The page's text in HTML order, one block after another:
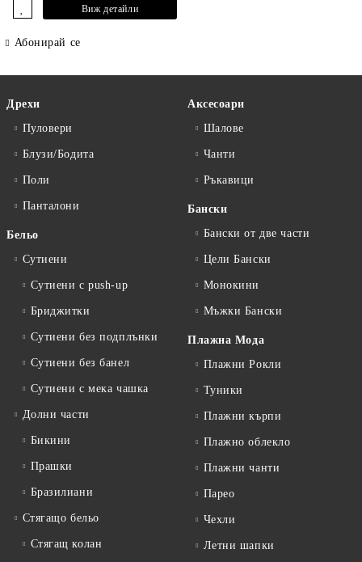
Виж детайли
Абонирай се
Дрехи
Пуловери
Блузи/Бодита
Поли
Панталони
Бельо
Сутиени
Сутиени с push-up
Бриджитки
Сутиени без подплънки
Сутиени без банел
Сутиени с мека чашка
Долни части
Бикини
Прашки
Бразилиани
Стягащо бельо
Стягащ колан
Аксесоари
Шалове
Чанти
Ръкавици
Бански
Бански от две части
Цели Бански
Монокини
Мъжки Бански
Плажна Мода
Плажни Рокли
Туники
Плажни кърпи
Плажно облекло
Плажни чанти
Парео
Чехли
Летни шапки